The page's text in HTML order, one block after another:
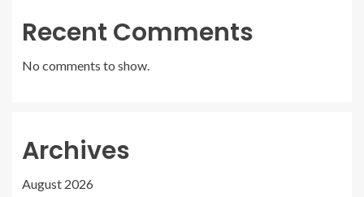
Recent Comments
No comments to show.
Archives
August 2026